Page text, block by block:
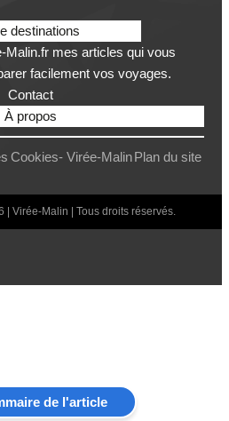
destinations
Malin.fr mes articles qui vous
facilement vos voyages.
Contact
À propos
Cookies- Virée-MalinPlan du site
Virée-Malin | Tous droits réservés.
de l'article